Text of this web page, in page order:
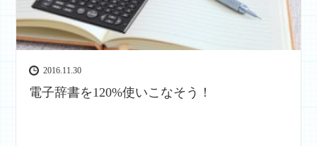
2016.11.30
電子辞書を120%使いこなそう！